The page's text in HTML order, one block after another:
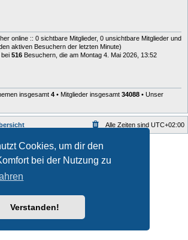
Cookies, um dir den
bei der Nutzung zu
Verstanden!
online :: 0 sichtbare Mitglieder, 0 unsichtbare Mitglieder und
aktiven Besuchern der letzten Minute)
516 Besuchern, die am Montag 4. Mai 2026, 13:52
insgesamt 4 • Mitglieder insgesamt 34088 • Unser
Alle Zeiten sind UTC+02:00
Style developer by forum ,
byphpBB ® Forum Software © phpBB Limited
Übersetzung durchphpBB.de
Datenschutz